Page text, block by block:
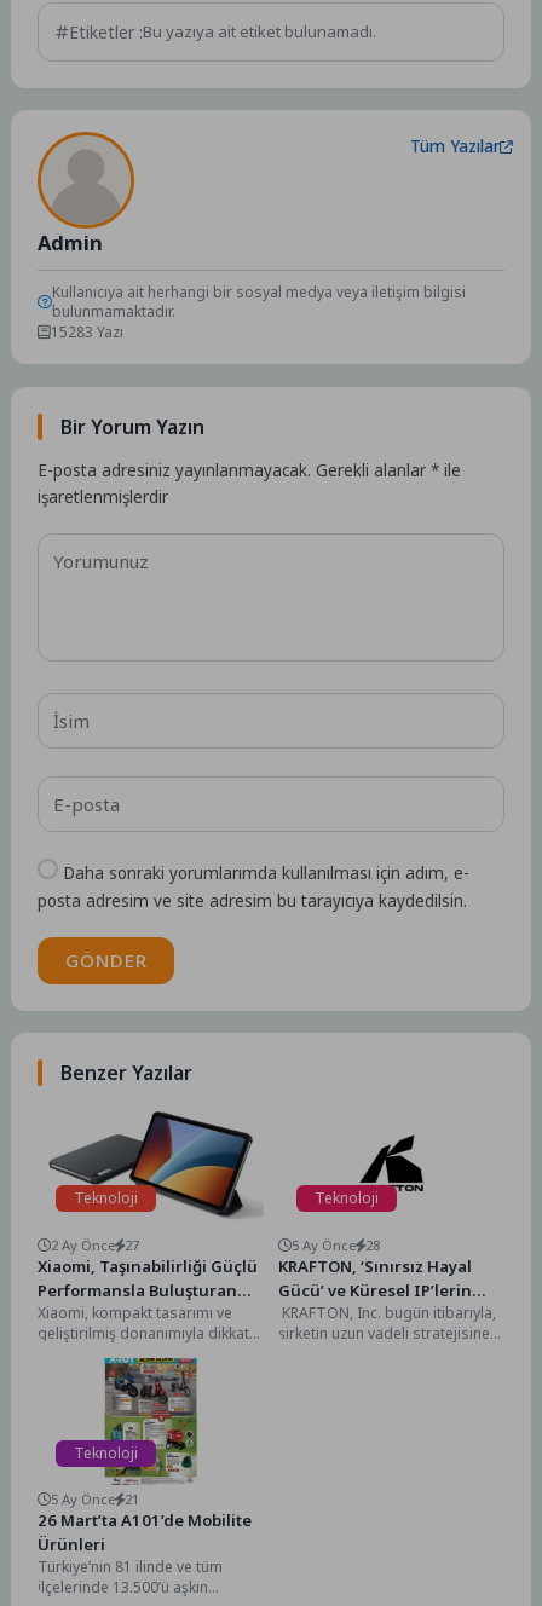
Etiketler :Bu yazıya ait etiket bulunamadı.
Admin
Tüm Yazılar
Kullanıcıya ait herhangi bir sosyal medya veya iletişim bilgisi
bulunmamaktadır.
15283 Yazı
Bir Yorum Yazın
E-posta adresiniz yayınlanmayacak. Gerekli alanlar* ile
işaretlenmişlerdir
Daha sonraki yorumlarımda kullanılması için adım, e-
posta adresim ve site adresim bu tarayıcıya kaydedilsin.
GÖNDER
Benzer Yazılar
Teknoloji
2 Ay Önce 27
Xiaomi, Taşınabilirliği Güçlü
Performansla Buluşturan
Yeni REDMI Pad 2’yi Tanıttı
Xiaomi, kompakt tasarımı ve
geliştirilmiş donanımıyla dikkat
çeken REDMI Pad 2 (9.7 inç)
modelini Türkiye’de...
Teknoloji
5 Ay Önce 28
KRAFTON, ‘Sınırsız Hayal
Gücü’ ve Küresel IP’lerin
Sayısını Arttırma Odaklı Yeni
Kurumsal Vizyonunu Tanıttı
KRAFTON, Inc. bugün itibarıyla,
şirketin uzun vadeli stratejisine
Teknoloji
5 Ay Önce 21
26 Mart’ta A101’de Mobilite
Ürünleri
Türkiye’nin 81 ilinde ve tüm
ilçelerinde 13.500’ü aşkın